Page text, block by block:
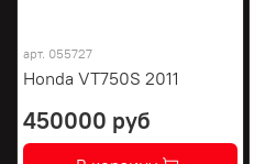
арт. 055727
Honda VT750S 2011
450000 руб